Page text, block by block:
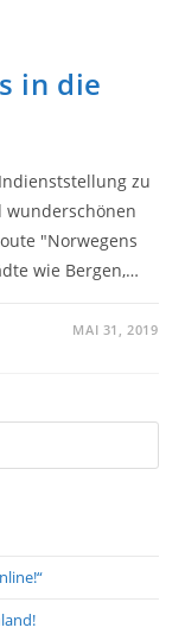
in die
zu
wunderschönen
"Norwegens
wie Bergen,…
MAI 31, 2019